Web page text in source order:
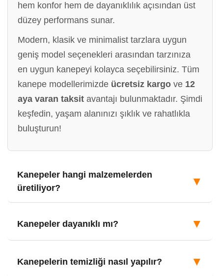
hem konfor hem de dayanıklılık açısından üst
düzey performans sunar.
Modern, klasik ve minimalist tarzlara uygun
geniş model seçenekleri arasından tarzınıza
en uygun kanepeyi kolayca seçebilirsiniz. Tüm
kanepe modellerimizde ücretsiz kargo ve 12
aya varan taksit avantajı bulunmaktadır. Şimdi
keşfedin, yaşam alanınızı şıklık ve rahatlıkla
buluşturun!
Kanepeler hangi malzemelerden
üretiliyor?
▼
Kanepeler dayanıklı mı? ▼
Kanepelerin temizliği nasıl yapılır? ▼